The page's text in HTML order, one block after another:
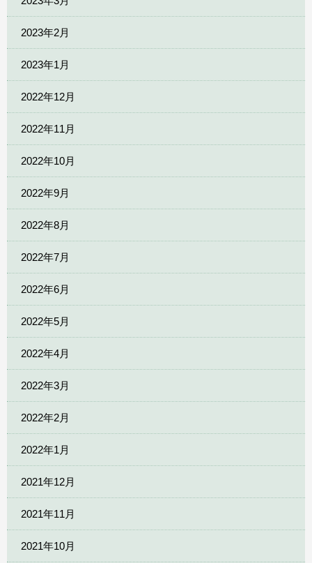
2023年2月
2023年1月
2022年12月
2022年11月
2022年10月
2022年9月
2022年8月
2022年7月
2022年6月
2022年5月
2022年4月
2022年3月
2022年2月
2022年1月
2021年12月
2021年11月
2021年10月